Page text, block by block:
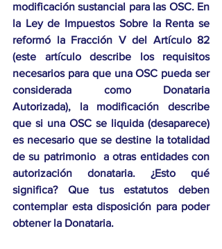
modificación sustancial para las OSC. En
la Ley de Impuestos Sobre la Renta se
reformó la Fracción V del Artículo 82
(este artículo describe los requisitos
necesarios para que una OSC pueda ser
considerada como Donataria
Autorizada), la modificación describe
que si una OSC se liquida (desaparece)
es necesario que se destine la totalidad
de su patrimonio  a otras entidades con
autorización donataria. ¿Esto qué
significa? Que tus estatutos deben
contemplar esta disposición para poder
obtener la Donataria.